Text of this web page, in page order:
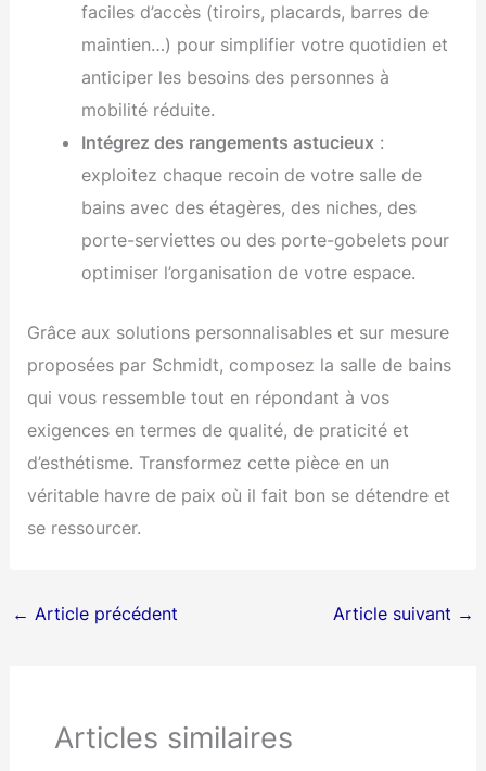
faciles d’accès (tiroirs, placards, barres de
maintien…) pour simplifier votre quotidien et
anticiper les besoins des personnes à
mobilité réduite.
Intégrez des rangements astucieux:
exploitez chaque recoin de votre salle de
bains avec des étagères, des niches, des
porte-serviettes ou des porte-gobelets pour
optimiser l’organisation de votre espace.
Grâce aux solutions personnalisables et sur mesure
proposées par Schmidt, composez la salle de bains
qui vous ressemble tout en répondant à vos
exigences en termes de qualité, de praticité et
d’esthétisme. Transformez cette pièce en un
véritable havre de paix où il fait bon se détendre et
se ressourcer.
← Article précédent Article suivant →
Articles similaires